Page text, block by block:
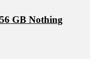
GB Nothing